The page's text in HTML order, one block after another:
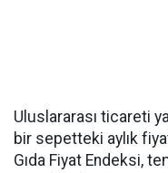
Uluslararası ticareti
bir sepetteki aylık
Gıda Fiyat Endeksi,